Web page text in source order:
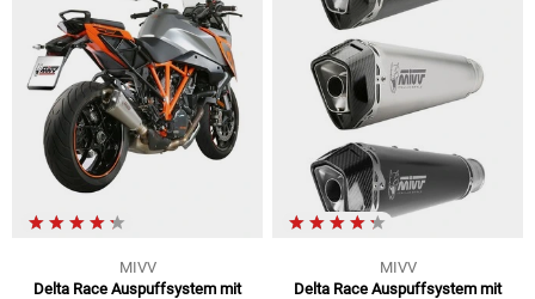
MIVV
Delta Race Auspuffsystem mit
MIVV
Delta Race Auspuffsystem mit